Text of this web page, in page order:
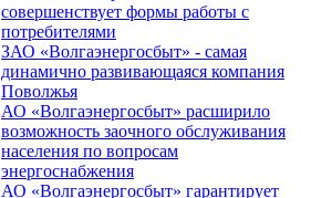
совершенствует формы работы с
потребителями
ЗАО «Волгаэнергосбыт» - самая
динамично развивающаяся компания
Поволжья
АО «Волгаэнергосбыт» расширило
возможность заочного обслуживания
населения по вопросам
энергоснабжения
АО «Волгаэнергосбыт» гарантирует